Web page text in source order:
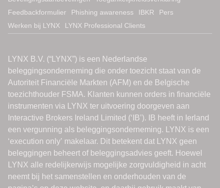
Feedbackformulier
Phishing awareness IBKR
Pers
Werken bij LYNX
LYNX Professional Clients